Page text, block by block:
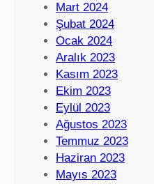
Mart 2024
Şubat 2024
Ocak 2024
Aralık 2023
Kasım 2023
Ekim 2023
Eylül 2023
Ağustos 2023
Temmuz 2023
Haziran 2023
Mayıs 2023